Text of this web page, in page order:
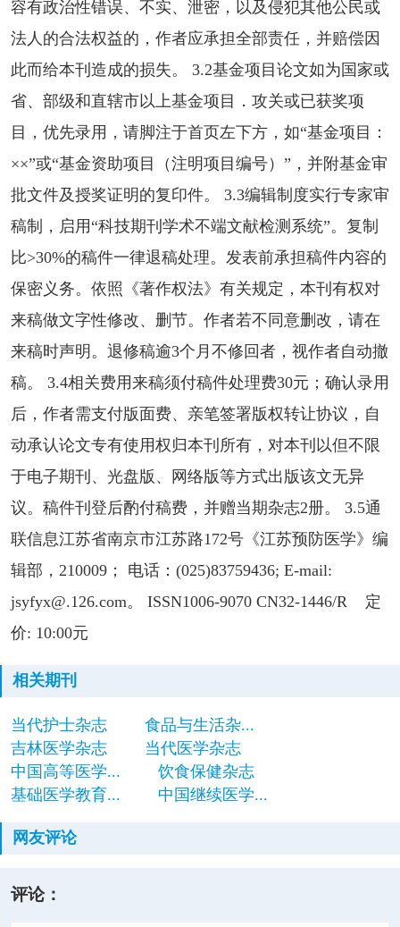
容有政治性错误、不实、泄密，以及侵犯其他公民或
法人的合法权益的，作者应承担全部责任，并赔偿因
此而给本刊造成的损失。 3.2基金项目论文如为国家或
省、部级和直辖市以上基金项目．攻关或已获奖项
目，优先录用，请脚注于首页左下方，如“基金项目：
××”或“基金资助项目（注明项目编号）”，并附基金审
批文件及授奖证明的复印件。 3.3编辑制度实行专家审
稿制，启用“科技期刊学术不端文献检测系统”。复制
比>30%的稿件一律退稿处理。发表前承担稿件内容的
保密义务。依照《著作权法》有关规定，本刊有权对
来稿做文字性修改、删节。作者若不同意删改，请在
来稿时声明。退修稿逾3个月不修回者，视作者自动撤
稿。 3.4相关费用来稿须付稿件处理费30元；确认录用
后，作者需支付版面费、亲笔签署版权转让协议，自
动承认论文专有使用权归本刊所有，对本刊以但不限
于电子期刊、光盘版、网络版等方式出版该文无异
议。稿件刊登后酌付稿费，并赠当期杂志2册。 3.5通
联信息江苏省南京市江苏路172号《江苏预防医学》编
辑部，210009； 电话：(025)83759436; E-mail:
jsyfyx@.126.com。 ISSN1006-9070 CN32-1446/R 定
价: 10:00元
相关期刊
当代护士杂志
食品与生活杂...
吉林医学杂志
当代医学杂志
中国高等医学...
饮食保健杂志
基础医学教育...
中国继续医学...
网友评论
评论：